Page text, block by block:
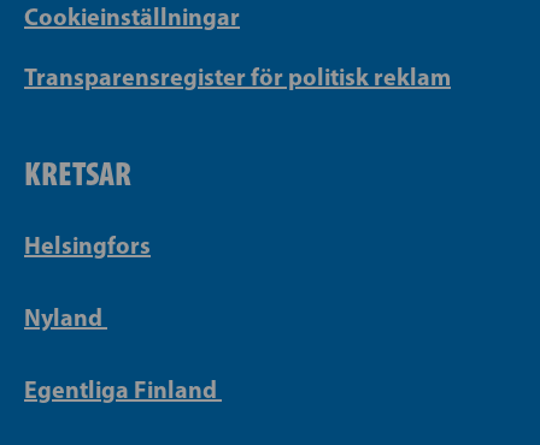
Cookieinställningar
Transparensregister för politisk reklam
KRETSAR
Helsingfors
Nyland
Egentliga Finland